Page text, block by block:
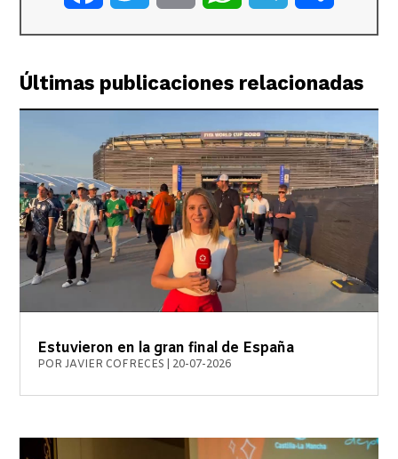
Últimas publicaciones relacionadas
Estuvieron en la gran final de España
PORJAVIER COFRECES 20-07-2026